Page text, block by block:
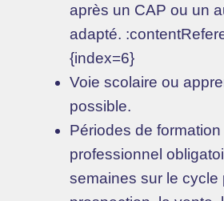
après un CAP ou un
adapté.
{index=6}
Voie scolaire ou
possible.
Périodes de
professionnel
semaines sur le cycle